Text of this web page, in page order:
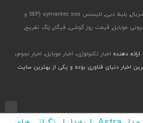
, بلیط دبی,
لایسنس symantec ses (SEP و
موبایل, قیمت روز گوشی, فیگار, زنگ تفریح,
دهنده اخبار تکنولوژی، اخبار موبایل، اخبار نجوم،
اخبار دنیای فناوری بوده و یکی از بهترین سایت
جواد صابری، گروه افرو - اجرا با طراحی وب پارسا